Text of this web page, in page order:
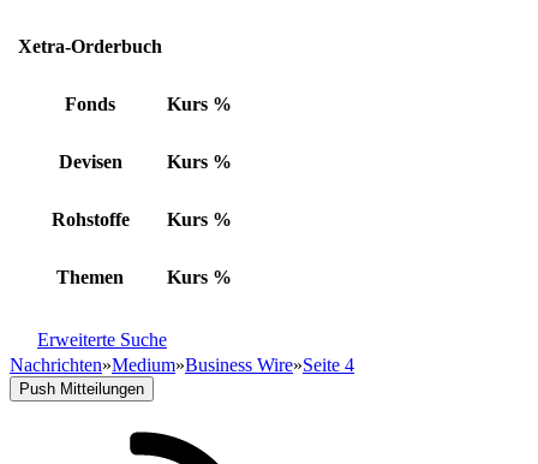
Xetra-Orderbuch
Fonds Kurs %
Devisen Kurs %
Rohstoffe Kurs %
Themen Kurs %
Erweiterte Suche
Nachrichten»Medium»Business Wire»Seite 4
Push Mitteilungen